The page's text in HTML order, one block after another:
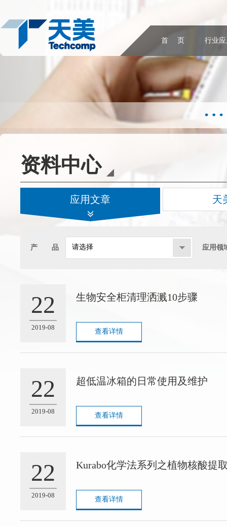
首 页 行业
资料中心
应用文章 天
产 品 请选择 应用领
22
2019-08
生物安全柜清理洒溅10步骤
查看详情
22
2019-08
超低温冰箱的日常使用及维护
查看详情
22
2019-08
Kurabo化学法系列之植物核酸提
查看详情